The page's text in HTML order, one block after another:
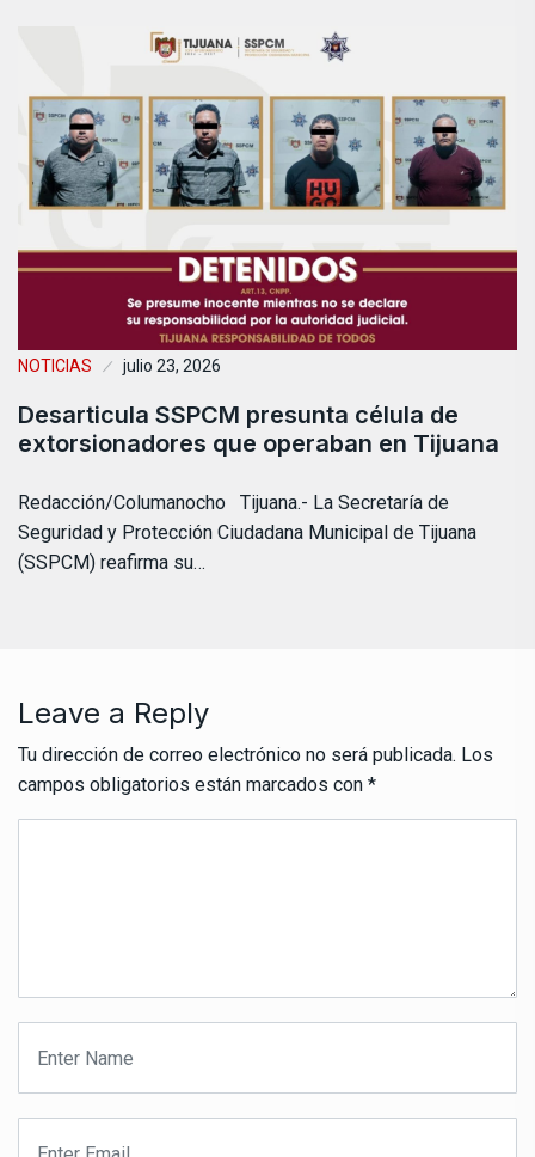
NOTICIAS julio 23, 2026
Desarticula SSPCM presunta célula de
extorsionadores que operaban en Tijuana
Redacción/Columanocho Tijuana.- La Secretaría de
Seguridad y Protección Ciudadana Municipal de Tijuana
(SSPCM) reafirma su…
Leave a Reply
Tu dirección de correo electrónico no será publicada. Los
campos obligatorios están marcados con *